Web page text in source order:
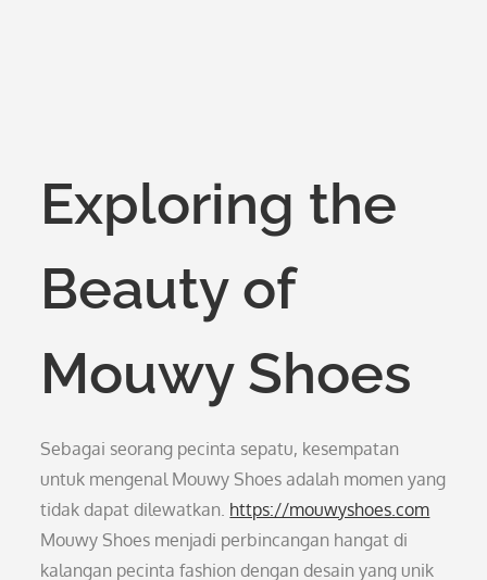
Exploring the
Beauty of
Mouwy Shoes
Sebagai seorang pecinta sepatu, kesempatan
untuk mengenal Mouwy Shoes adalah momen yang
tidak dapat dilewatkan. https://mouwyshoes.com
Mouwy Shoes menjadi perbincangan hangat di
kalangan pecinta fashion dengan desain yang unik